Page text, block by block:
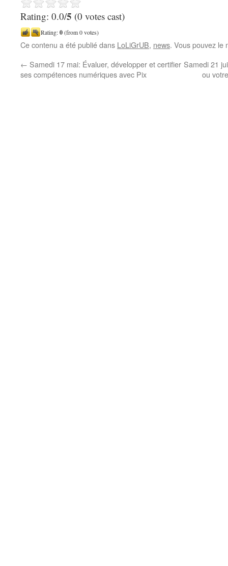
Rating: 0.0/5 (0 votes cast)
Rating:0(from 0 votes)
Ce contenu a été publié dans LoLiGrUB, news. Vous pouvez le
← Samedi 17 mai: Évaluer, développer et certifier
ses compétences numériques avec Pix
Samedi 21
ou